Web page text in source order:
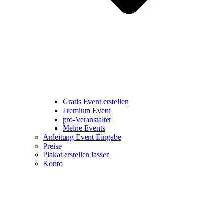
Gratis Event erstellen
Premium Event
pro-Veranstalter
Meine Events
Anleitung Event Eingabe
Preise
Plakat erstellen lassen
Konto